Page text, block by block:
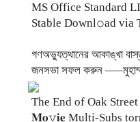
MS Office Standard
Stable Downl𝚘ad via
গণঅভ্যুত্থানের আকাঙ্খা
জনসভা সফল করুন
The End of Oak
𝐌𝐨𝚟𝐢𝐞 Multi-Subs